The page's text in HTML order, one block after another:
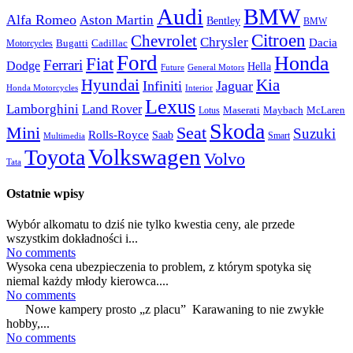
Alfa Romeo Aston Martin Audi Bentley BMW BMW
Motorcycles Bugatti Cadillac Chevrolet Chrysler Citroen Dacia
Dodge Ferrari FiatFord Future General Motors Hella Honda
Honda Motorcycles Hyundai Infiniti Interior Jaguar Kia
Lamborghini Land Rover Lexus Lotus Maserati Maybach McLaren
Mini Multimedia Rolls-Royce Saab Seat Skoda Smart Suzuki
Tata ToyotaVolkswagen Volvo
Ostatnie wpisy
Wybór alkomatu to dziś nie tylko kwestia ceny, ale przede
wszystkim dokładności i...
No comments
Wysoka cena ubezpieczenia to problem, z którym spotyka się
niemal każdy młody kierowca....
No comments
Nowe kampery prosto „z placu” Karawaning to nie zwykłe
hobby,...
No comments